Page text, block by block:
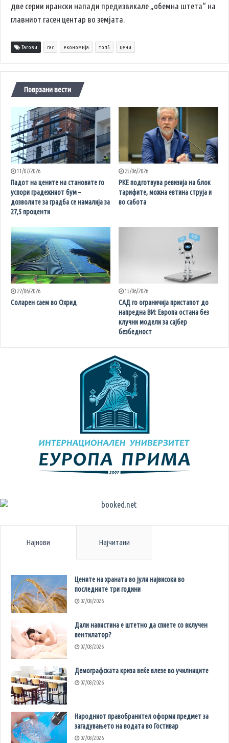
две серии ирански напади предизвикале „обемна штета“ на
главниот гасен центар во земјата.
Тагови гас економија топ5 цени
Поврзани вести
11/07/2026
Падот на цените на становите го
успори градежниот бум –
дозволите за градба се намалија за
27,5 проценти
25/06/2026
РКЕ подготвува ревизија на блок
тарифите, можна евтина струја и
во сабота
22/06/2026
Соларен саем во Охрид
15/06/2026
САД го ограничија пристапот до
напредна ВИ: Европа остана без
клучни модели за сајбер
безбедност
Најнови Најчитани
Цените на храната во јули највисоки во
последните три години
07/08/2026
Дали навистина е штетно да спиете со вклучен
вентилатор?
07/08/2026
Демографската криза веќе влезе во училниците
07/08/2026
Народниот правобранител оформи предмет за
загадувањето на водата во Гостивар
07/08/2026